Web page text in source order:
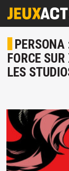
PERSONA
FORCE
LES